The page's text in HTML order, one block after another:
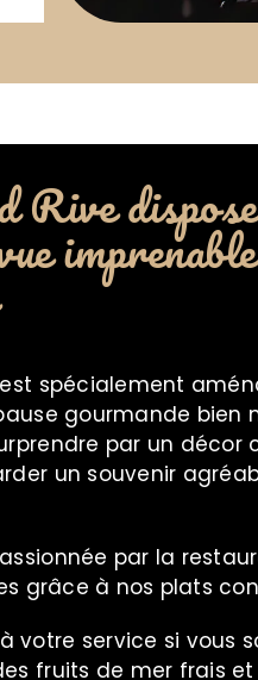
Rive
est spécialement
gourmande bien
par un décor
un souvenir
par la
grâce à nos plats
votre service si vous
fruits de mer frais et